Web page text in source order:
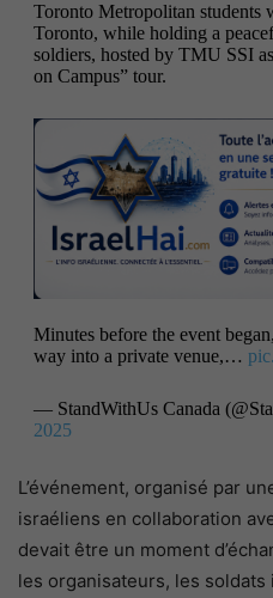
Toronto Metropolitan students
Toronto, while holding a
soldiers, hosted by TMU SSI
on Campus” tour.
Minutes before the event
way into a private venue,…
— StandWithUs Canada
2025
L’événement, organisé par
israéliens en collaboration
devait être un moment
les organisateurs, les